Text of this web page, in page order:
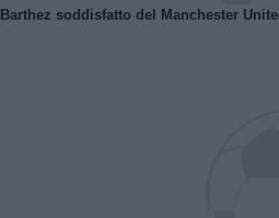
Barthez soddisfatto del Manchester